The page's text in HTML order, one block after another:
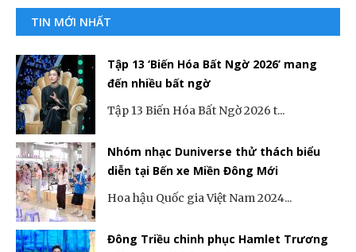
TIN MỚI NHẤT
Tập 13 ‘Biến Hóa Bất Ngờ 2026’ mang
đến nhiều bất ngờ
Tập 13 Biến Hóa Bất Ngờ 2026 t...
Nhóm nhạc Duniverse thử thách biểu
diễn tại Bến xe Miền Đông Mới
Hoa hậu Quốc gia Việt Nam 2024...
Đông Triều chinh phục Hamlet Trương